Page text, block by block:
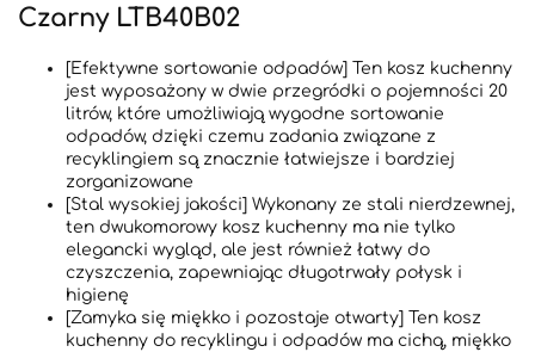
Czarny LTB40B02
[Efektywne sortowanie odpadów] Ten kosz kuchenny
jest wyposażony w dwie przegródki o pojemności 20
litrów, które umożliwiają wygodne sortowanie
odpadów, dzięki czemu zadania związane z
recyklingiem są znacznie łatwiejsze i bardziej
zorganizowane
[Stal wysokiej jakości] Wykonany ze stali nierdzewnej,
ten dwukomorowy kosz kuchenny ma nie tylko
elegancki wygląd, ale jest również łatwy do
czyszczenia, zapewniając długotrwały połysk i
higienę
[Zamyka się miękko i pozostaje otwarty] Ten kosz
kuchenny do recyklingu i odpadów ma cichą, miękko